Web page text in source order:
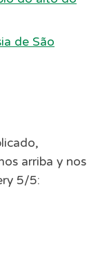
de São
arriba y nos
5/5: